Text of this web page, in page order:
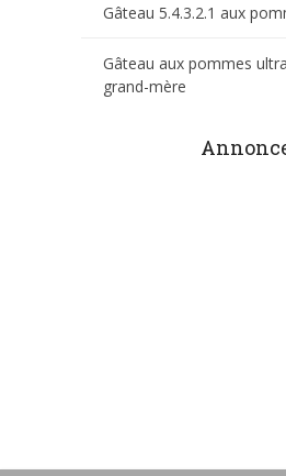
Gâteau 5.4.3.2.1 aux
Gâteau aux pommes
grand-mère